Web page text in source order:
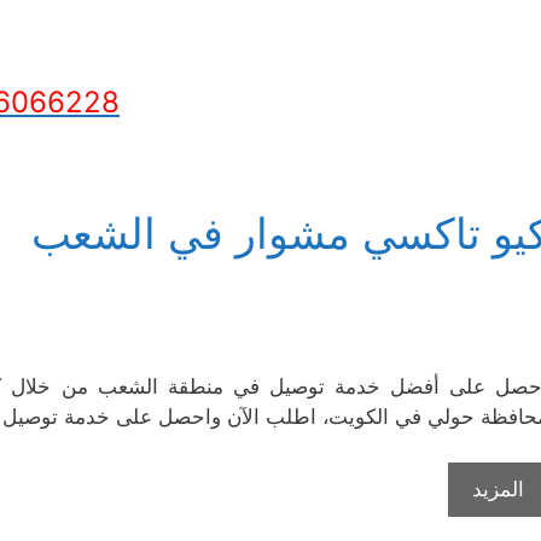
تاكسي مشوار في الشعب
على أفضل خدمة توصيل في منطقة الشعب من خلال
حولي في الكويت، اطلب الآن واحصل على خدمة توصيل
المزيد